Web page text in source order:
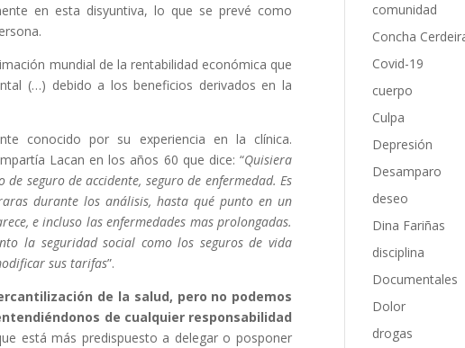
en esta disyuntiva, lo que se prevé como
mundial de la rentabilidad económica que
(…) debido a los beneficios derivados en la
conocido por su experiencia en la clínica.
Lacan en los años 60 que dice: “Quisiera
seguro de accidente, seguro de enfermedad. Es
durante los análisis, hasta qué punto en un
e incluso las enfermedades mas prolongadas.
la seguridad social como los seguros de vida
sus tarifas”.
de la salud, pero no podemos
de cualquier responsabilidad
está más predispuesto a delegar o posponer
comunidad
Concha
Covid-19
cuerpo
Culpa
Depresión
Desamparo
deseo
Dina Fariñas
disciplina
Documentales
Dolor
drogas